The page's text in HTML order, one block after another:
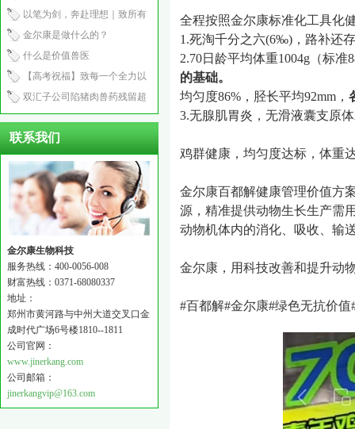
全程按照金尔康标准化工具化
1.死淘千分之六(6‰) ，路补还
2.70日龄平均体重1004g （标准
的基础。
均匀度86% ，胫长平均92mm ，
3.无腺肌胃炎， 无滑液囊支原
鸡群健康，均匀度达标，体重
金尔康百都解健康管理价值方
源，精准提供动物生长生产需
动物机体内的消化、吸收、输
金尔康，用科技改善和提升动
#百都解#金尔康#绿色无抗价值
产程2.5小时
以笔为剑，奔赴理想｜致所有
中考少年
金尔康是做什么的？
什么是价值兽医
【高考祝福】致每一个全力以
赴的你：笔锋所至，心之所向
双汇子公司陷猪肉兽药残留超
标风波！
联系我们
金尔康生物科技
服务热线：400-0056-008
财富热线：0371-68080337
地址：
郑州市黄河路与中州大道交叉口金
成时代广场6号楼1810--1811
公司官网：
www.jinerkang.com
公司邮箱：
jinerkangvip@163.com